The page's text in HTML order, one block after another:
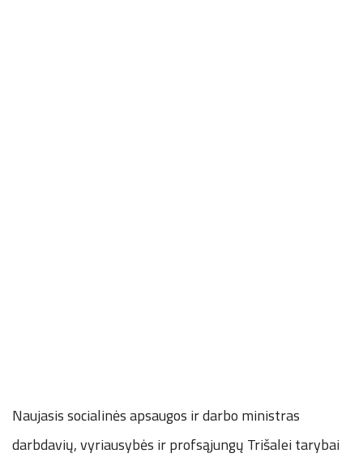
Naujasis socialinės apsaugos ir darbo ministras
darbdavių, vyriausybės ir profsąjungų Trišalei tarybai